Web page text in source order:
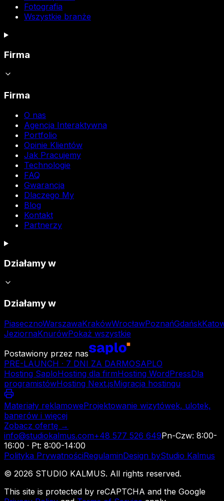
Fotografia
Wszystkie branże
Firma
Firma
O nas
Agencja Interaktywna
Portfolio
Opinie Klientów
Jak Pracujemy
Technologie
FAQ
Gwarancja
Dlaczego My
Blog
Kontakt
Partnerzy
Działamy w
Działamy w
PiasecznoWarszawaKrakówWrocławPoznańGdańsk
JeziornaKnurówPokaż wszystkie
Postawiony przez nas
PRE-LAUNCH · 7 DNI ZA DARMOSAPLO
Hosting SaploHosting dla firmHosting WordPressDla
programistówHosting Next.jsMigracja hostingu
Materiały reklamoweProjektowanie wizytówek, ulotek,
banerów i więcej
Zobacz ofertę →
info@studiokalmus.com+48 577 526 649Pn-Czw: 8:00-
16:00 · Pt: 8:00-14:00
Polityka PrywatnościRegulaminDesign byStudio Kalmus
© 2026 STUDIO KALMUS. All rights reserved.
This site is protected by reCAPTCHA and the Google